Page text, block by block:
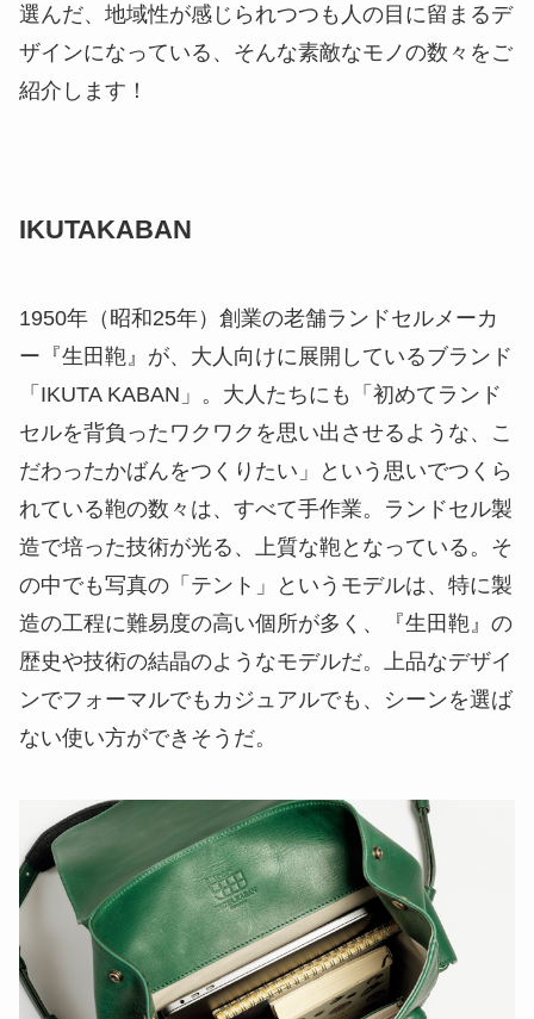
選んだ、地域性が感じられつつも人の目に留まるデ
ザインになっている、そんな素敵なモノの数々をご
紹介します！
IKUTAKABAN
1950年（昭和25年）創業の老舗ランドセルメーカ
ー『生田鞄』が、大人向けに展開しているブランド
「IKUTA KABAN」。大人たちにも「初めてランド
セルを背負ったワクワクを思い出させるような、こ
だわったかばんをつくりたい」という思いでつくら
れている鞄の数々は、すべて手作業。ランドセル製
造で培った技術が光る、上質な鞄となっている。そ
の中でも写真の「テント」というモデルは、特に製
造の工程に難易度の高い個所が多く、『生田鞄』の
歴史や技術の結晶のようなモデルだ。上品なデザイ
ンでフォーマルでもカジュアルでも、シーンを選ば
ない使い方ができそうだ。